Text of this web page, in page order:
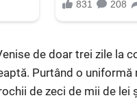
de doar trei zile la
Purtând o
de zeci de mii de